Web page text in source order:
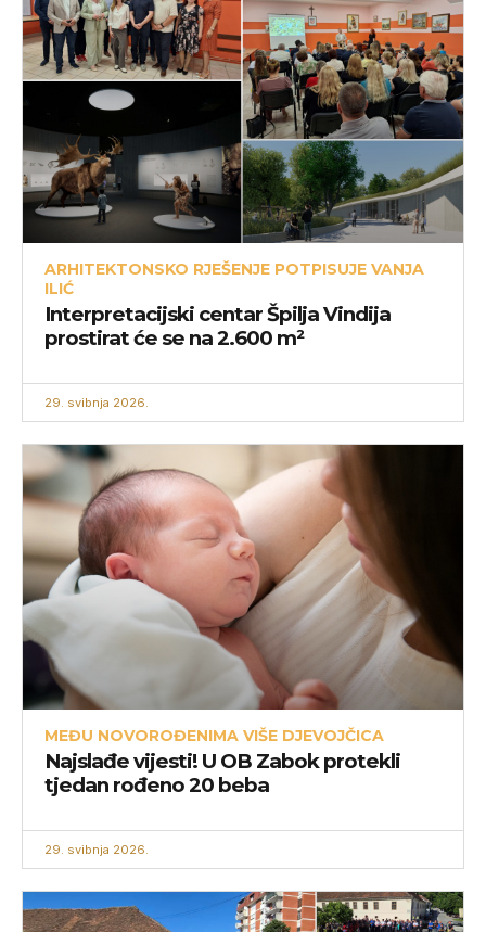
ARHITEKTONSKO RJEŠENJE POTPISUJE VANJA
ILIĆ
Interpretacijski centar Špilja Vindija
prostirat će se na 2.600 m²
29. svibnja 2026.
MEĐU NOVOROĐENIMA VIŠE DJEVOJČICA
Najslađe vijesti! U OB Zabok protekli
tjedan rođeno 20 beba
29. svibnja 2026.